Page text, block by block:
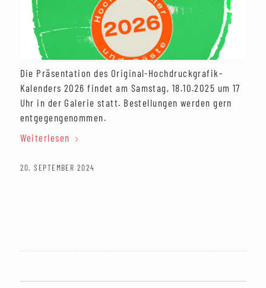
Die Präsentation des Original-Hochdruckgrafik-
Kalenders 2026 findet am Samstag, 18.10.2025 um 17
Uhr in der Galerie statt. Bestellungen werden gern
entgegengenommen.
Weiterlesen
20. SEPTEMBER 2024